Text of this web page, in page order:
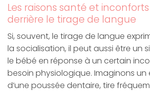
Les raisons santé et
derrière le tirage de langue
Si, souvent, le tirage de langue
la socialisation, il peut aussi être un
le bébé en réponse à un certain
besoin physiologique. Imaginons un
d’une poussée dentaire, tire